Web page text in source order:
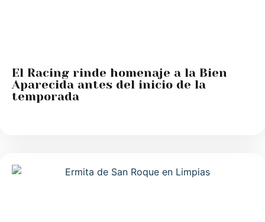
El Racing rinde homenaje a la Bien
Aparecida antes del inicio de la
temporada